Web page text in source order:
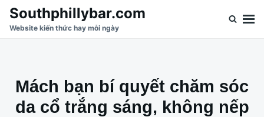
Nhảy
đến
Tìm
kiếm
Southphillybar.com
Website kiến thức hay mỗi ngày
Mách bạn bí quyết chăm sóc
da cổ trắng sáng, không nếp